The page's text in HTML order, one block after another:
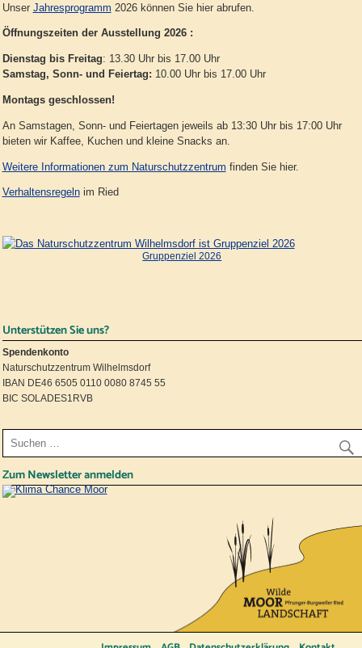
Unser Jahresprogramm 2026 können Sie hier abrufen.
Öffnungszeiten der Ausstellung 2026 :
Dienstag bis Freitag: 13.30 Uhr bis 17.00 Uhr
Samstag, Sonn- und Feiertag: 10.00 Uhr bis 17.00 Uhr
Montags geschlossen!
An Samstagen, Sonn- und Feiertagen jeweils ab 13:30 Uhr bis 17:00 Uhr
bieten wir Kaffee, Kuchen und kleine Snacks an.
Weitere Informationen zum Naturschutzzentrum finden Sie hier.
Verhaltensregelnim Ried
Gruppenziel 2026
Unterstützen Sie uns?
Spendenkonto
Naturschutzzentrum Wilhelmsdorf
IBAN DE46 6505 0110 0080 8745 55
BIC SOLADES1RVB
Zum Newsletter anmelden